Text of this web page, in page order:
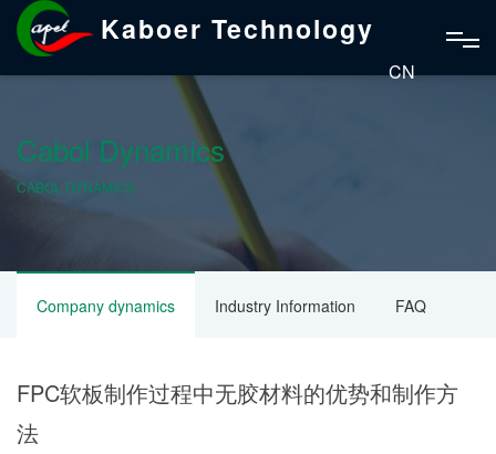
Kaboer Technology
CN
Cabol Dynamics
CABOL DYNAMICS
Company dynamics Industry Information FAQ
FPC软板制作过程中无胶材料的优势和制作方
法